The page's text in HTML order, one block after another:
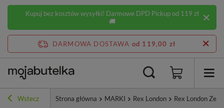
Kupuj bez kosztów wysyłki! Darmowe DPD Pickup od 119 zł
🚚
DARMOWA DOSTAWA od 119,00 zł
Wstecz Strona główna MARKI Rex London Rex London